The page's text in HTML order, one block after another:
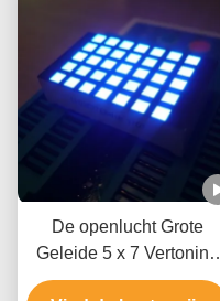
De openlucht Grote
Geleide 5 x 7 Vertoning
van de Puntmatrijs, het